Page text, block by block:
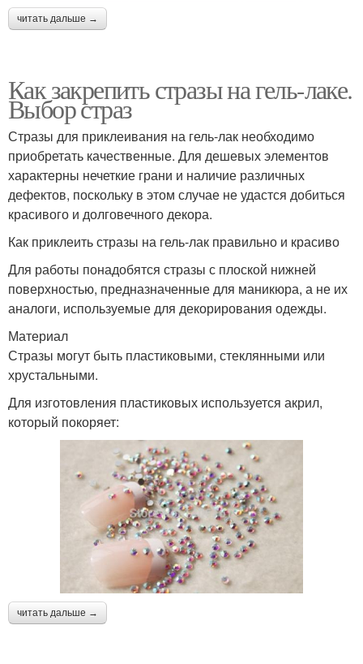
читать дальше →
Как закрепить стразы на гель-лаке.
Выбор страз
Стразы для приклеивания на гель-лак необходимо
приобретать качественные. Для дешевых элементов
характерны нечеткие грани и наличие различных
дефектов, поскольку в этом случае не удастся добиться
красивого и долговечного декора.
Как приклеить стразы на гель-лак правильно и красиво
Для работы понадобятся стразы с плоской нижней
поверхностью, предназначенные для маникюра, а не их
аналоги, используемые для декорирования одежды.
Материал
Стразы могут быть пластиковыми, стеклянными или
хрустальными.
Для изготовления пластиковых используется акрил,
который покоряет:
читать дальше →